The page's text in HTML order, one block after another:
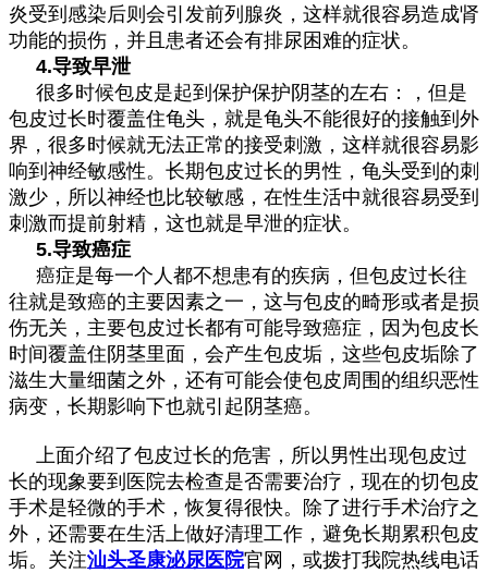
炎受到感染后则会引发前列腺炎，这样就很容易造成肾
功能的损伤，并且患者还会有排尿困难的症状。
4.导致早泄
很多时候包皮是起到保护保护阴茎的左右：，但是
包皮过长时覆盖住龟头，就是龟头不能很好的接触到外
界，很多时候就无法正常的接受刺激，这样就很容易影
响到神经敏感性。长期包皮过长的男性，龟头受到的刺
激少，所以神经也比较敏感，在性生活中就很容易受到
刺激而提前射精，这也就是早泄的症状。
5.导致癌症
癌症是每一个人都不想患有的疾病，但包皮过长往
往就是致癌的主要因素之一，这与包皮的畸形或者是损
伤无关，主要包皮过长都有可能导致癌症，因为包皮长
时间覆盖住阴茎里面，会产生包皮垢，这些包皮垢除了
滋生大量细菌之外，还有可能会使包皮周围的组织恶性
病变，长期影响下也就引起阴茎癌。
上面介绍了包皮过长的危害，所以男性出现包皮过
长的现象要到医院去检查是否需要治疗，现在的切包皮
手术是轻微的手术，恢复得很快。除了进行手术治疗之
外，还需要在生活上做好清理工作，避免长期累积包皮
垢。关注汕头圣康泌尿医院官网，或拨打我院热线电话